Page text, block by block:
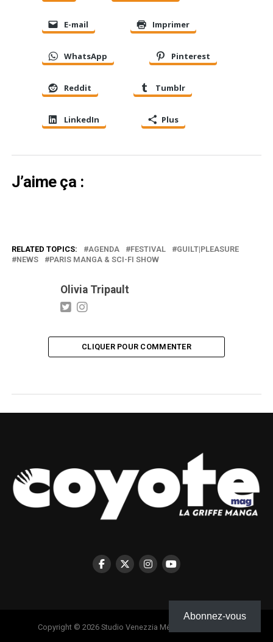
E-mail Imprimer
WhatsApp Pinterest
Reddit Tumblr
LinkedIn Plus
J’aime ça :
RELATED TOPICS: AGENDA FESTIVAL
GUILT|PLEASURE
NEWS
PARIS MANGA & SCI-FI SHOW
Olivia Tripault
CLIQUER POUR COMMENTER
Copyright © 2026 Studio Venezzia Médias - Coyote Mag
Abonnez-vous